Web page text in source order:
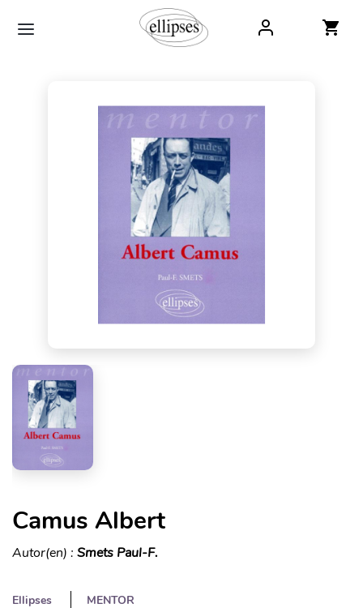
Camus Albert
Autor(en) : Smets Paul-F.
Ellipses
MENTOR